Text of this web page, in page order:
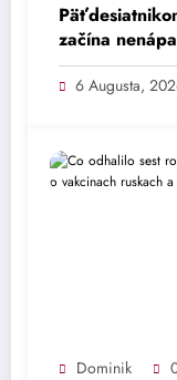
začína
diagnóze.
týždenne to
6 Augusta,
Dominik